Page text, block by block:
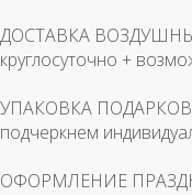
ДОСТАВКА
круглосуточно +
УПАКОВКА ПОДАРКОВ
подчеркнем
ОФОРМЛЕНИЕ